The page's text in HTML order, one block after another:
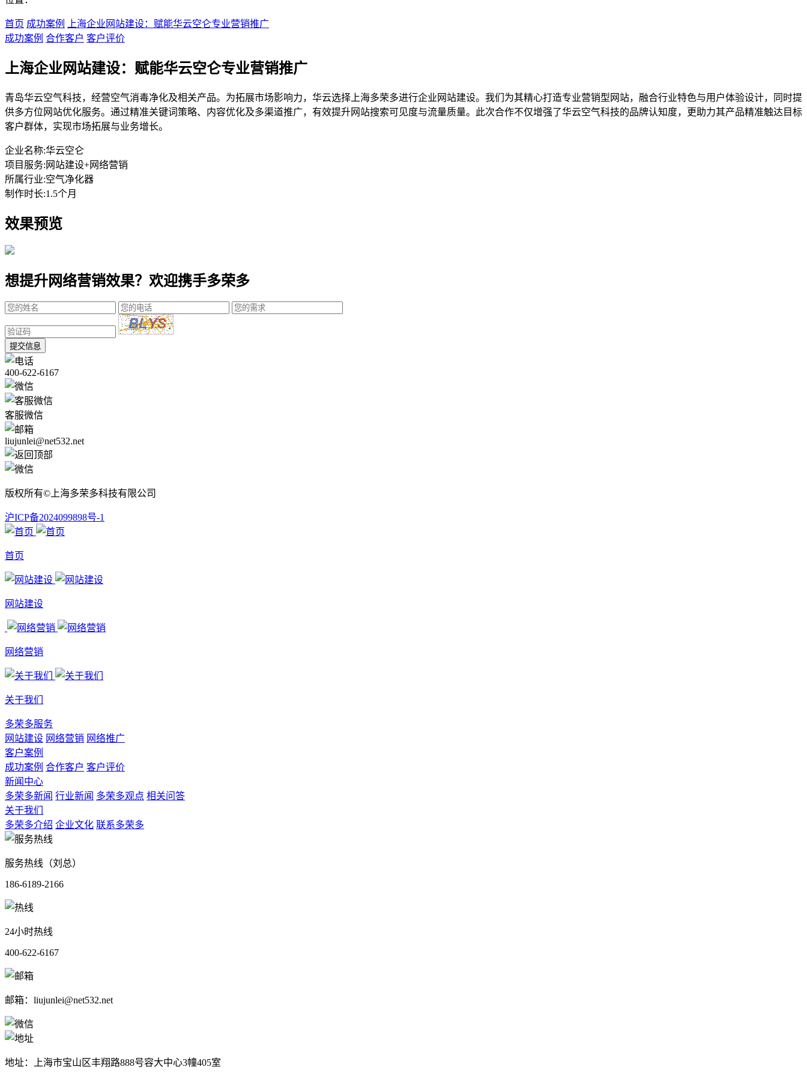
首页 成功案例
上海企业网站建设：赋能华云空仑专业营销推广
成功案例 合作客户 客户评价
上海企业网站建设：赋能华云空仑专业营销推广
青岛华云空气科技，经营空气消毒净化及相关产品。为拓展市场影响力，华云选择上海多荣多进行企业网站建设。我们为其精心打造专业营销型网站，融合行业特色与用户体验设计，同时提
供多方位网站优化服务。通过精准关键词策略、内容优化及多渠道推广，有效提升网站搜索可见度与流量质量。此次合作不仅增强了华云空气科技的品牌认知度，更助力其产品精准触达目标
客户群体，实现市场拓展与业务增长。
企业名称:华云空仑
项目服务: 网站建设+网络营销
所属行业:空气净化器
制作时长:1.5个月
效果预览
想提升网络营销效果？欢迎携手多荣多
提交信息
400-622-6167
客服微信
liujunlei@net532.net
版权所有©上海多荣多科技有限公司
沪ICP备2024099898号-1
首页
网站建设
网络营销
关于我们
多荣多服务
网站建设 网络营销 网络推广
客户案例
成功案例 合作客户 客户评价
新闻中心
多荣多新闻 行业新闻 多荣多观点 相关问答
关于我们
多荣多介绍 企业文化 联系多荣多
服务热线（刘总）
186-6189-2166
24小时热线
400-622-6167
邮箱：liujunlei@net532.net
地址：上海市宝山区丰翔路888号容大中心3幢405室